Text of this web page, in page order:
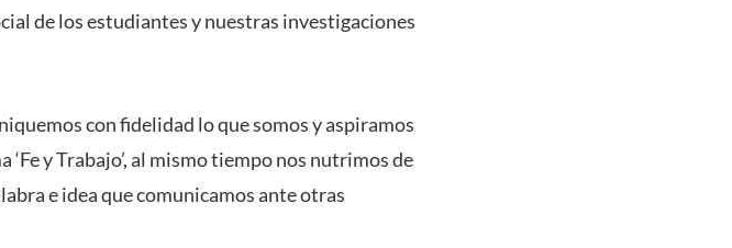
de los estudiantes y nuestras investigaciones
con fidelidad lo que somos y aspiramos
y Trabajo’, al mismo tiempo nos nutrimos de
e idea que comunicamos ante otras